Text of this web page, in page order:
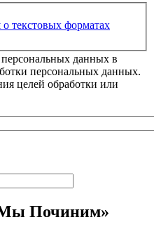
текстовых форматах
персональных данных в
персональных данных.
целей обработки или
Починим»